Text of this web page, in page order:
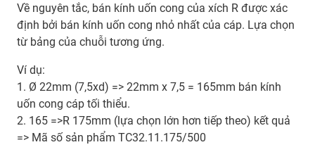
Về nguyên tắc, bán kính uốn cong của xích R được xác
định bởi bán kính uốn cong nhỏ nhất của cáp. Lựa chọn
từ bảng của chuỗi tương ứng.
Ví dụ:
1. Ø 22mm (7,5xd) => 22mm x 7,5 = 165mm bán kính
uốn cong cáp tối thiểu.
2. 165 =>R 175mm (lựa chọn lớn hơn tiếp theo) kết quả
=> Mã số sản phẩm TC32.11.175/500